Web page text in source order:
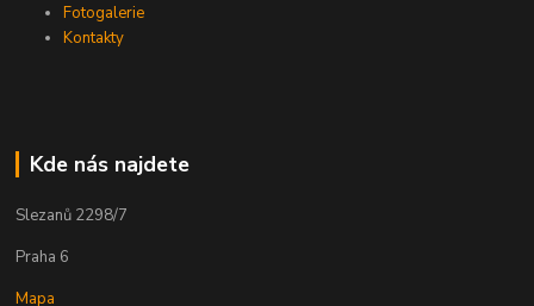
Fotogalerie
Kontakty
Kde nás najdete
Slezanů 2298/7
Praha 6
Mapa